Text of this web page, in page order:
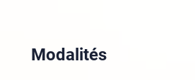
Modalités